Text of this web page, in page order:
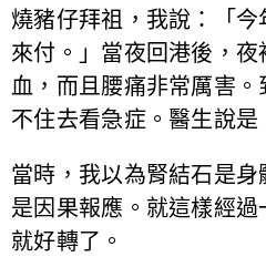
燒豬仔拜祖，我說：「
來付。」當夜回港後，
血，而且腰痛非常厲害
不住去看急症。醫生說是
當時，我以為腎結石是
是因果報應。就這樣經
就好轉了。